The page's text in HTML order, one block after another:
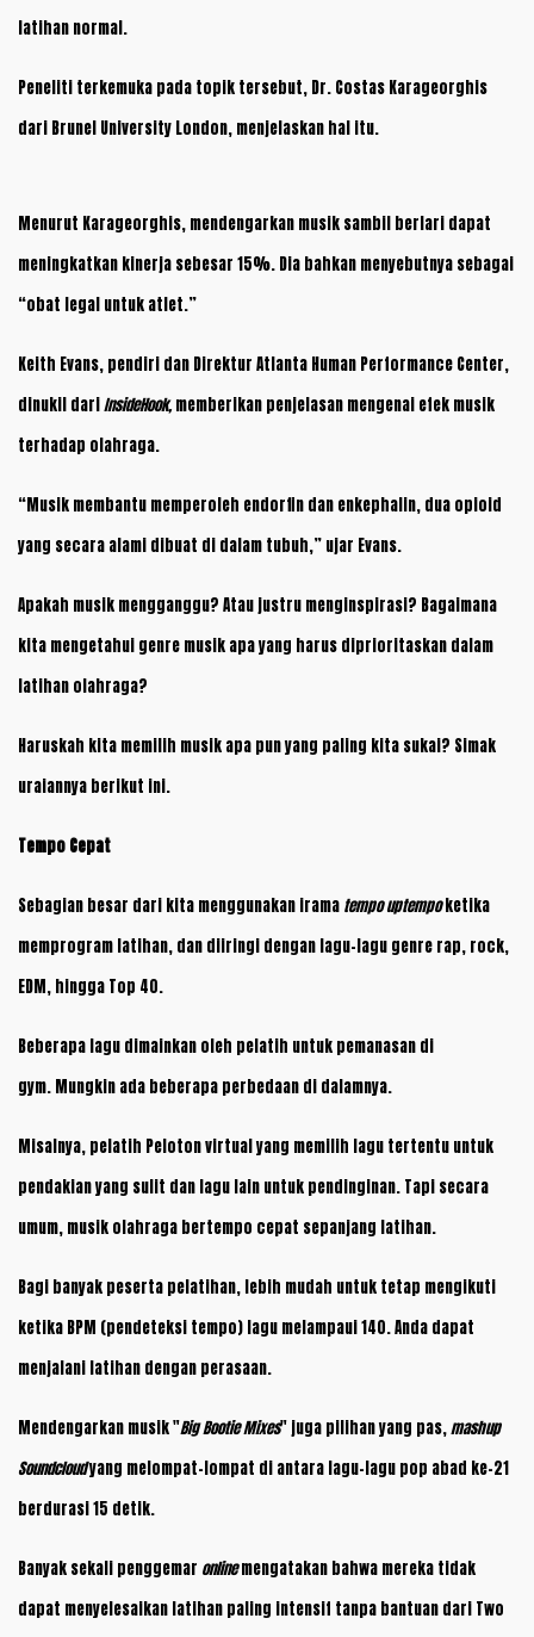
latihan normal.
Peneliti terkemuka pada topik tersebut, Dr. Costas Karageorghis
dari Brunel University London, menjelaskan hal itu.
Menurut Karageorghis, mendengarkan musik sambil berlari dapat
meningkatkan kinerja sebesar 15%. Dia bahkan menyebutnya sebagai
“obat legal untuk atlet.”
Keith Evans, pendiri dan Direktur Atlanta Human Performance Center,
dinukil dariInsideHook, memberikan penjelasan mengenai efek musik
terhadap olahraga.
“Musik membantu memperoleh endorfin dan enkephalin, dua opioid
yang secara alami dibuat di dalam tubuh,” ujar Evans.
Apakah musik mengganggu? Atau justru menginspirasi? Bagaimana
kita mengetahui genre musik apa yang harus diprioritaskan dalam
latihan olahraga?
Haruskah kita memilih musik apa pun yang paling kita sukai? Simak
uraiannya berikut ini.
Tempo Cepat
Sebagian besar dari kita menggunakan irama tempo uptempoketika
memprogram latihan, dan diiringi dengan lagu-lagu genre rap, rock,
EDM, hingga Top 40.
Beberapa lagu dimainkan oleh pelatih untuk pemanasan di
gym. Mungkin ada beberapa perbedaan di dalamnya.
Misalnya, pelatih Peloton virtual yang memilih lagu tertentu untuk
pendakian yang sulit dan lagu lain untuk pendinginan. Tapi secara
umum, musik olahraga bertempo cepat sepanjang latihan.
Bagi banyak peserta pelatihan, lebih mudah untuk tetap mengikuti
ketika BPM (pendeteksi tempo) lagu melampaui 140. Anda dapat
menjalani latihan dengan perasaan.
Mendengarkan musik "Big Bootie Mixes" juga pilihan yang pas,mashup
Soundcloudyang melompat-lompat di antara lagu-lagu pop abad ke-21
berdurasi 15 detik.
Banyak sekali penggemar onlinemengatakan bahwa mereka tidak
dapat menyelesaikan latihan paling intensif tanpa bantuan dari Two